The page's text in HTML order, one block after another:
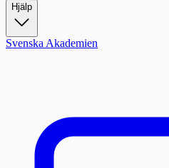
Hjälp
Svenska Akademien